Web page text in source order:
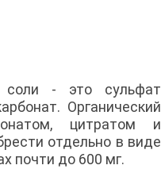
соли - это сульфат
Органический
цитратом и
отдельно в виде
почти до 600 мг.